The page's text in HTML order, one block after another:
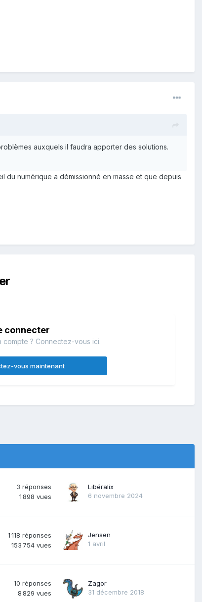
auxquels il faudra apporter des solutions.
numérique a démissionné en masse et que depuis
connecter
compte ? Connectez-vous ici.
vous maintenant
3 réponses
1 898 vues
Libéralix
6 novembre 2024
1 118 réponses
153 754 vues
Jensen
1 avril
10 réponses
8 829 vues
Zagor
31 décembre 2018